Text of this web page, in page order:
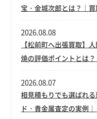
宝・金城次郎とは？｜
【松前町へ出張買取】
焼の評価ポイントとは
2026.08.08
相見積もりでも選ばれ
ド・貴金属査定の実例
2026.08.07